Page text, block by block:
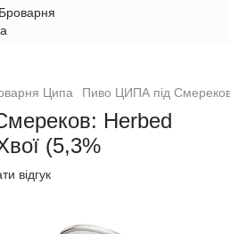
Ципа Пиво ЦИПА під
Herbed
(5,3%
відгук